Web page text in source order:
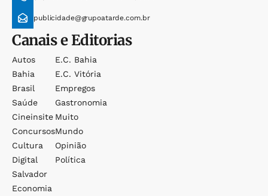
publicidade@grupoatarde.com.br
Canais e Editorias
Autos
Bahia
Brasil
Saúde
Cineinsite
Concursos
Cultura
Digital
Salvador
Economia
E.c. Bahia
E.c. Vitória
Empregos
Gastronomia
Muito
Mundo
Opinião
Política